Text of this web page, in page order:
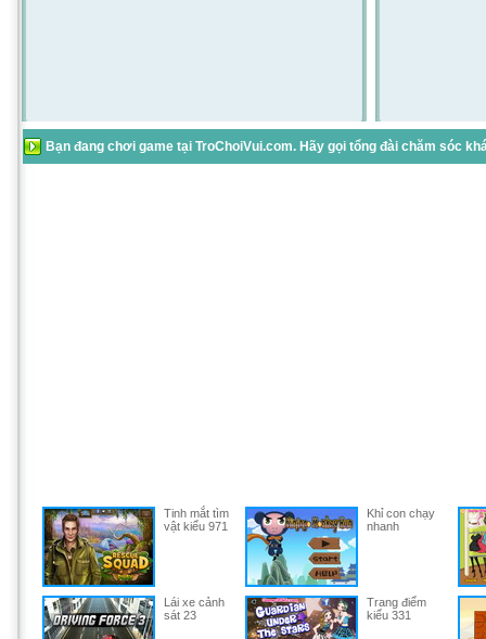
Bạn đang chơi game tại TroChoiVui.com. Hãy gọi tổng đài chăm sóc
Tinh mắt tìm
vật kiểu 971
Khỉ con chạy
nhanh
Lái xe cảnh
sát 23
Trang điểm
kiểu 331